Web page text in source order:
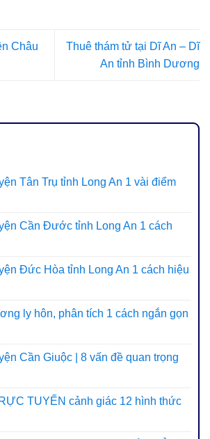
Châu
Thuê thám tử tại Dĩ An – Dĩ
An tỉnh Bình Dương
Tân Trụ tỉnh Long An 1 vài điểm
Cần Đước tỉnh Long An 1 cách
Đức Hòa tỉnh Long An 1 cách hiệu
ly hôn, phân tích 1 cách ngắn gọn
Cần Giuộc | 8 vấn đề quan trọng
TUYẾN cảnh giác 12 hình thức